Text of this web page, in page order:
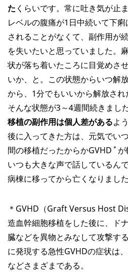
た くらいです。常に吐き気が止
レベルの腹痛が1日中続いて下
されることがなくて、副作用が
を失いたいと思っていました。
状が落ち着いたころに目覚めさ
いか、と。この状態からいつ解
から、1分でもいいから解放され
そんな状態が3～4週間続きました
移植の副作用は個人差があるよ
後に入ってきた方は、元気でい
間の移植だったからかGVHD ＊
いつも大きな声で話しているん
病棟に移ってから亡くなりました
＊GVHD（Graft Versus Host
造血幹細胞移植をした後に、ド
臓などを異物とみなして攻撃す
に発現する急性GVHDの症状は
などさまざまである。